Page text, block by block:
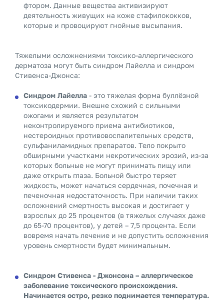
фтором. Данные вещества активизируют
деятельность живущих на коже стафилококков,
которые и провоцируют гнойные высыпания.
Тяжелыми осложнениями токсико-аллергического
дерматоза могут быть синдром Лайелла и синдром
Стивенса-Джонса:
Синдром Лайелла - это тяжелая форма буллёзной
токсикодермии. Внешне схожий с сильными
ожогами и является результатом
неконтролируемого приема антибиотиков,
нестероидных противовоспалительных средств,
сульфаниламидных препаратов. Тело покрыто
обширными участками некротических эрозий, из-за
которых больные не могут принимать пищу или
даже открыть глаза. Больной быстро теряет
жидкость, может начаться сердечная, почечная и
печеночная недостаточность. При наличии таких
осложнений смертность высокая и достигает у
взрослых до 25 процентов (в тяжелых случаях даже
до 65-70 процентов), у детей – 7,5 процента. Если
вовремя начать лечение и не допустить осложнения
уровень смертности будет минимальным.
Синдром Стивенса - Джонсона – аллергическое
заболевание токсического происхождения.
Начинается остро, резко поднимается температура.